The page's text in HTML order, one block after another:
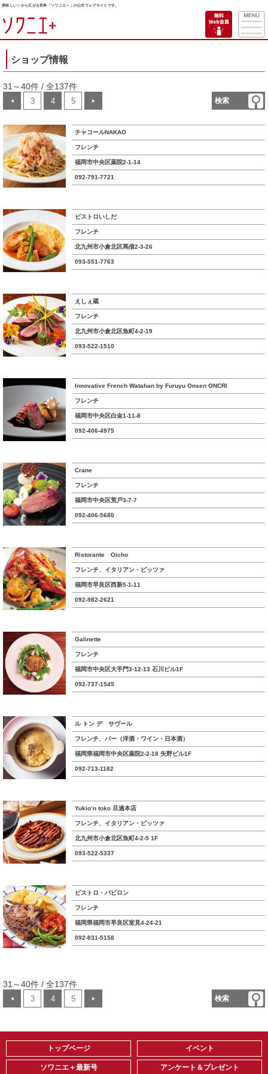
美味しい！から広がる世界「ソワニエ＋」の公式ウェブサイトです。
ショップ情報
31～40件 / 全137件
検索
◀ 3 4 5 ▶
チャコールNAKAO
フレンチ
福岡市中央区薬院2-1-14
092-791-7721
ビストロいしだ
フレンチ
北九州市小倉北区馬借2-3-26
093-551-7763
えしぇ蔵
フレンチ
北九州市小倉北区魚町4-2-19
093-522-1510
Innovative French Watahan by Furuyu Onsen ONCRI
フレンチ
福岡市中央区白金1-11-8
092-406-4975
Crane
フレンチ
福岡市中央区荒戸3-7-7
092-406-5680
Ristorante Oicho
フレンチ、イタリアン・ピッツァ
福岡市早良区西新5-1-11
092-982-2621
Galinette
フレンチ
福岡市中央区大手門3-12-13 石川ビル1F
092-737-1545
ル トン デ サヴール
フレンチ、バー（洋酒・ワイン・日本酒）
福岡県福岡市中央区薬院2-2-18 矢野ビル1F
092-713-1182
Yukio’n toko 旦過本店
フレンチ、イタリアン・ピッツァ
北九州市小倉北区魚町4-2-5 1F
093-522-5337
ビストロ・バビロン
フレンチ
福岡県福岡市早良区室見4-24-21
092-831-5158
31～40件 / 全137件
検索
◀ 3 4 5 ▶
トップページ
ソワニエ＋最新号
イベント
アンケート＆プレゼント